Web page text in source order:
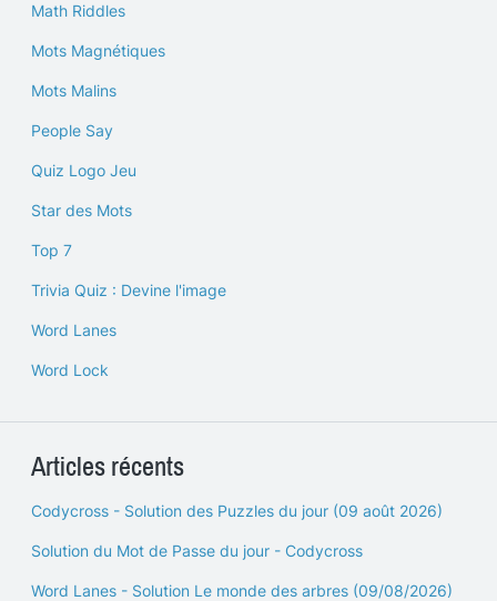
Math Riddles
Mots Magnétiques
Mots Malins
People Say
Quiz Logo Jeu
Star des Mots
Top 7
Trivia Quiz : Devine l'image
Word Lanes
Word Lock
Articles récents
Codycross - Solution des Puzzles du jour (09 août 2026)
Solution du Mot de Passe du jour - Codycross
Word Lanes - Solution Le monde des arbres (09/08/2026)